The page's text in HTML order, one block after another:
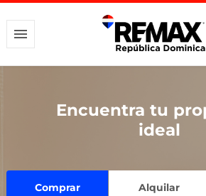
Encuentra tu
ideal
Comprar Alquilar